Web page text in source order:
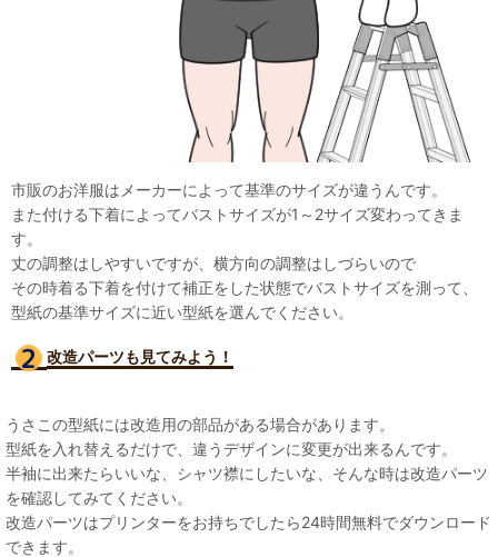
市販のお洋服はメーカーによって基準のサイズが違うんです。
また付ける下着によってバストサイズが1～2サイズ変わってきま
す。
丈の調整はしやすいですが、横方向の調整はしづらいので
その時着る下着を付けて補正をした状態でバストサイズを測って、
型紙の基準サイズに近い型紙を選んでください。
改造パーツも見てみよう！
うさこの型紙には改造用の部品がある場合があります。
型紙を入れ替えるだけで、違うデザインに変更が出来るんです。
半袖に出来たらいいな、シャツ襟にしたいな、そんな時は改造パーツ
を確認してみてください。
改造パーツはプリンターをお持ちでしたら24時間無料でダウンロード
できます。